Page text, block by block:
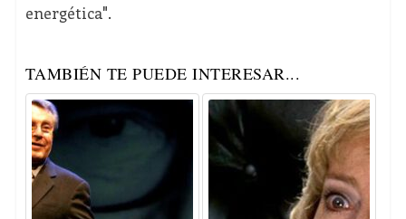
energética".
TAMBIÉN TE PUEDE INTERESAR...